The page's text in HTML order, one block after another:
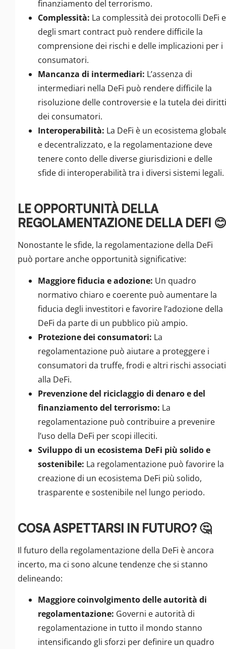
finanziamento del terrorismo.
Complessità: La complessità dei protocolli DeFi e
degli smart contract può rendere difficile la
comprensione dei rischi e delle implicazioni per i
consumatori.
Mancanza di intermediari: L’assenza di
intermediari nella DeFi può rendere difficile la
risoluzione delle controversie e la tutela dei diritti
dei consumatori.
Interoperabilità: La DeFi è un ecosistema
e decentralizzato, e la regolamentazione deve
tenere conto delle diverse giurisdizioni e delle
sfide di interoperabilità tra i diversi sistemi legali.
LE OPPORTUNITÀ DELLA
REGOLAMENTAZIONE DELLA DEFI 😊
Nonostante le sfide, la regolamentazione della DeFi
può portare anche opportunità significative:
Maggiore fiducia e adozione: Un quadro
normativo chiaro e coerente può aumentare la
fiducia degli investitori e favorire l’adozione della
DeFi da parte di un pubblico più ampio.
Protezione dei consumatori: La
regolamentazione può aiutare a proteggere i
consumatori da truffe, frodi e altri rischi associati
alla DeFi.
Prevenzione del riciclaggio di denaro e del
finanziamento del terrorismo: La
regolamentazione può contribuire a prevenire
l’uso della DeFi per scopi illeciti.
Sviluppo di un ecosistema DeFi più solido e
sostenibile: La regolamentazione può favorire la
creazione di un ecosistema DeFi più solido,
trasparente e sostenibile nel lungo periodo.
COSA ASPETTARSI IN FUTURO? 🤔
Il futuro della regolamentazione della DeFi è ancora
incerto, ma ci sono alcune tendenze che si stanno
delineando:
Maggiore coinvolgimento delle autorità di
regolamentazione: Governi e autorità di
regolamentazione in tutto il mondo stanno
intensificando gli sforzi per definire un quadro